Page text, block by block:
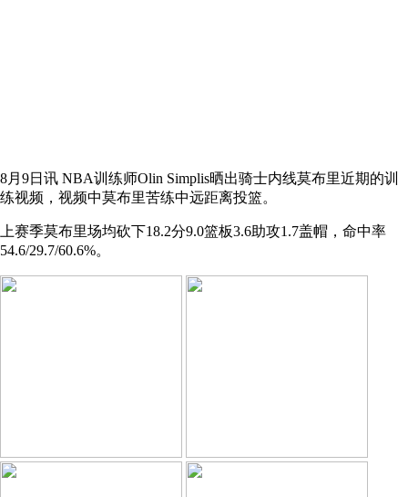
8月9日讯 NBA训练师Olin Simplis晒出骑士内线莫布里近期的训
练视频，视频中莫布里苦练中远距离投篮。
上赛季莫布里场均砍下18.2分9.0篮板3.6助攻1.7盖帽，命中率
54.6/29.7/60.6%。